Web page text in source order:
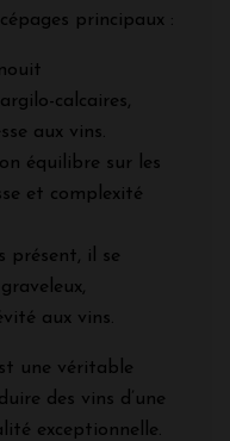
principaux :
calcaires,
aux vins.
équilibre sur les
et complexité
présent, il se
aux vins.
une véritable
des vins d’une
exceptionnelle.